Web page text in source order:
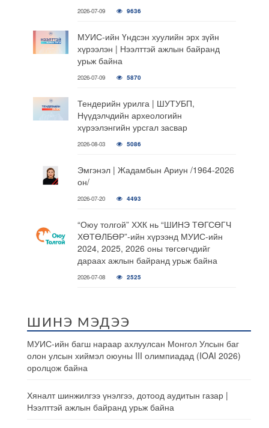
2026-07-09 9636
МУИС-ийн Үндсэн хуулийн эрх зүйн
хүрээлэн | Нээлттэй ажлын байранд
урьж байна
2026-07-09 5870
Тендерийн урилга | ШУТУБП,
Нүүдэлчдийн археологийн
хүрээлэнгийн урсгал засвар
2026-08-03 5086
Эмгэнэл | Жадамбын Ариун /1964-2026
он/
2026-07-20 4493
“Оюу толгой” ХХК нь “ШИНЭ ТӨГСӨГЧ
ХӨТӨЛБӨР”-ийн хүрээнд МУИС-ийн
2024, 2025, 2026 оны төгсөгчдийг
дараах ажлын байранд урьж байна
2026-07-08 2525
ШИНЭ МЭДЭЭ
МУИС-ийн багш нараар ахлуулсан Монгол Улсын баг
олон улсын хиймэл оюуны III олимпиадад (IOAI 2026)
оролцож байна
Хяналт шинжилгээ үнэлгээ, дотоод аудитын газар |
Нээлттэй ажлын байранд урьж байна